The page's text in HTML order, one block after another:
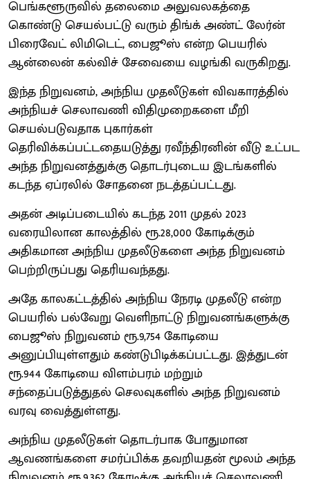
பெங்களூருவில் தலைமை அலுவலகத்தை
கொண்டு செயல்பட்டு வரும் திங்க் அண்ட் லேர்ன்
பிரைவேட் லிமிடெட், பைஜூஸ் என்ற பெயரில்
ஆன்லைன் கல்விச் சேவையை வழங்கி வருகிறது.
இந்த நிறுவனம், அந்நிய முதலீடுகள் விவகாரத்தில்
அந்நியச் செலாவணி விதிமுறைகளை மீறி
செயல்படுவதாக புகார்கள்
தெரிவிக்கப்பட்டதையடுத்து ரவீந்திரனின் வீடு உட்பட
அந்த நிறுவனத்துக்கு தொடர்புடைய இடங்களில்
கடந்த ஏப்ரலில் சோதனை நடத்தப்பட்டது.
அதன் அடிப்படையில் கடந்த 2011 முதல் 2023
வரையிலான காலத்தில் ரூ.28,000 கோடிக்கும்
அதிகமான அந்நிய முதலீடுகளை அந்த நிறுவனம்
பெற்றிருப்பது தெரியவந்தது.
அதே காலகட்டத்தில் அந்நிய நேரடி முதலீடு என்ற
பெயரில் பல்வேறு வெளிநாட்டு நிறுவனங்களுக்கு
பைஜூஸ் நிறுவனம் ரூ.9,754 கோடியை
அனுப்பியுள்ளதும் கண்டுபிடிக்கப்பட்டது. இத்துடன்
ரூ.944 கோடியை விளம்பரம் மற்றும்
சந்தைப்படுத்துதல் செலவுகளில் அந்த நிறுவனம்
வரவு வைத்துள்ளது.
அந்நிய முதலீடுகள் தொடர்பாக போதுமான
ஆவணங்களை சமர்ப்பிக்க தவறியதன் மூலம் அந்த